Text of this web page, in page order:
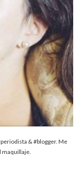
& #blogger. Me
maquillaje.